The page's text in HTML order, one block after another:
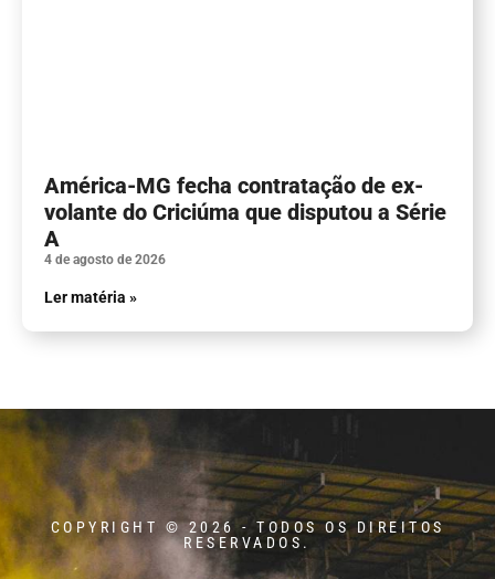
América-MG fecha contratação de ex-
volante do Criciúma que disputou a Série
A
4 de agosto de 2026
Ler matéria »
COPYRIGHT © 2026 - TODOS OS DIREITOS
RESERVADOS.